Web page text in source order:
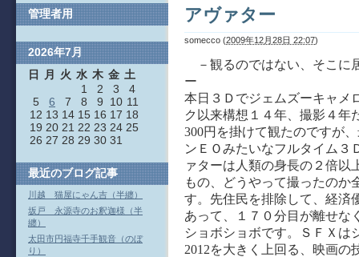
アヴァター
somecco (2009年12月28日 22:07)
－観るのではない、そこに
本日３Ｄでジェムズーキャメ
ク以来構想１４年、撮影４年
300円を掛けて観たのですが
ンＥＯみたいなフルタイム３
ァターは人類の身長の２倍以
もの、どうやって撮ったのか
す。先住民を排除して、経済
あって、１７０分目が離せな
ショボショボです。ＳＦＸは
2012を大きく上回る、映画の
管理者用
2026年7月
日
月 火 水 木 金 土
1
2 3
4
5
6 7 8 9 10 11
12 13 14 15 16 17 18
19 20 21 22 23 24 25
26 27 28 29 30 31
最近のブログ記事
川越 猫屋にゃん吉（半纏）
坂戸 永源寺のお釈迦様（半
纏）
太田市円福寺千手観音（のぼ
り）